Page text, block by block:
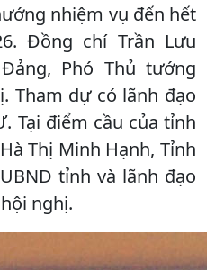
nhiệm vụ đến hết
Đồng chí Trần Lưu
Phó Thủ tướng
Tham dự có lãnh đạo
Tại điểm cầu của tỉnh
Thị Minh Hạnh, Tỉnh
tỉnh và lãnh đạo
nghị.